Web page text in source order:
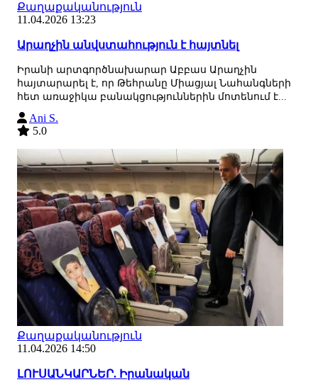
Քաղաքականություն
11.04.2026 13:23
Արաղչին անվստահություն է հայտնել
Իրանի արտգործնախարար Աբբաս Արաղչին
հայտարարել է, որ Թեհրանը Միացյալ Նահանգների
հետ առաջիկա բանակցություններին մոտենում է...
Ani S.
5.0
Քաղաքականություն
11.04.2026 14:50
ԼՈՒՍԱՆԿԱՐՆԵՐ. Իրանական